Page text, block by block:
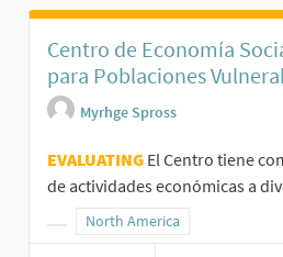
Centro de Economía
para Poblaciones
Myrhge Spross
EVALUATING El Centro tiene
de actividades económicas a
North America